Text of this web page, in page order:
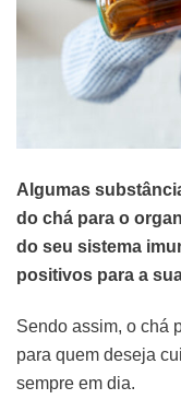
Algumas
do chá para o
do seu sistema
positivos para a
Sendo assim, o chá
para quem deseja
sempre em dia.